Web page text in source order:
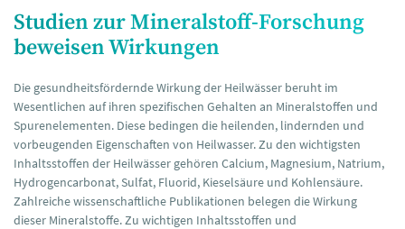
Studien zur Mineralstoff-Forschung
beweisen Wirkungen
Die gesundheitsfördernde Wirkung der Heilwässer beruht im
Wesentlichen auf ihren spezifischen Gehalten an Mineralstoffen und
Spurenelementen. Diese bedingen die heilenden, lindernden und
vorbeugenden Eigenschaften von Heilwasser. Zu den wichtigsten
Inhaltsstoffen der Heilwässer gehören Calcium, Magnesium, Natrium,
Hydrogencarbonat, Sulfat, Fluorid, Kieselsäure und Kohlensäure.
Zahlreiche wissenschaftliche Publikationen belegen die Wirkung
dieser Mineralstoffe. Zu wichtigen Inhaltsstoffen und